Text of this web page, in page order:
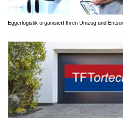
Eggerlogistik organisiert Ihren Umzug und